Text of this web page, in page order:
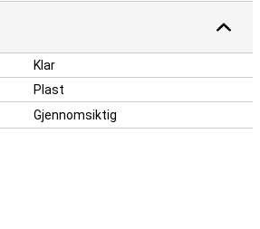
Klar
Plast
Gjennomsiktig